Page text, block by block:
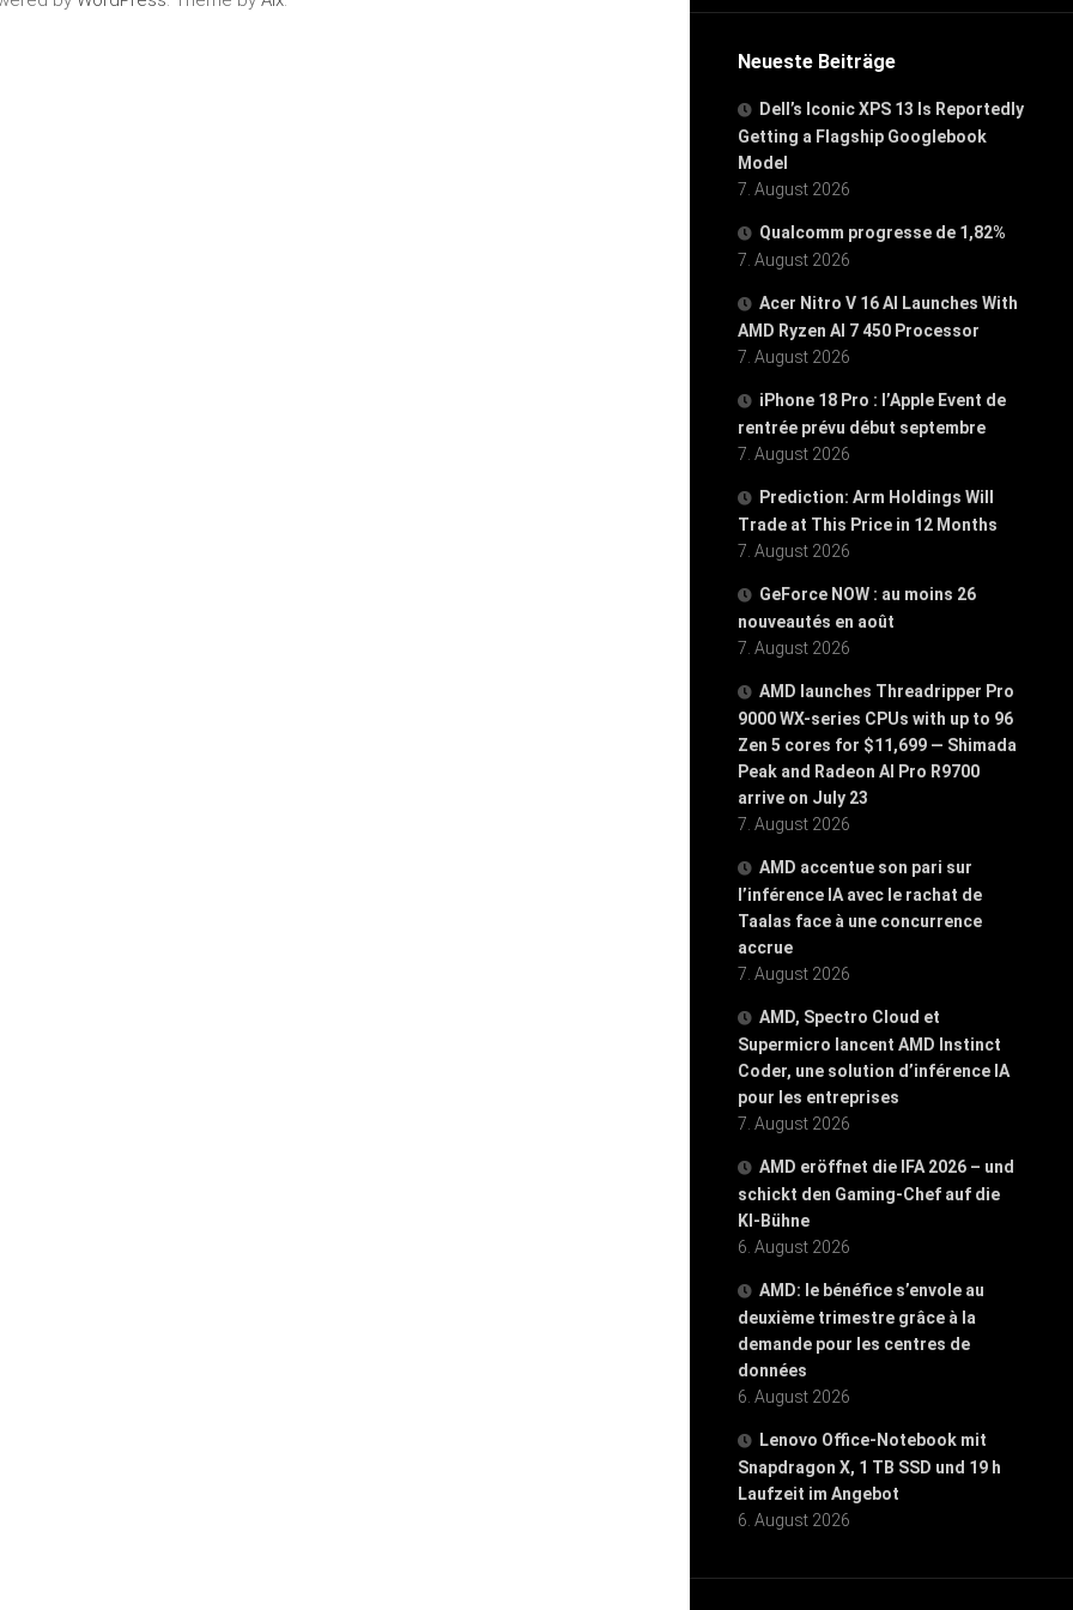
Neueste Beiträge
Dell’s Iconic XPS 13 Is Reportedly
Getting a Flagship Googlebook
Model
7. August 2026
Qualcomm progresse de 1,82%
7. August 2026
Acer Nitro V 16 AI Launches With
AMD Ryzen AI 7 450 Processor
7. August 2026
iPhone 18 Pro : l’Apple Event de
rentrée prévu début septembre
7. August 2026
Prediction: Arm Holdings Will
Trade at This Price in 12 Months
7. August 2026
GeForce NOW : au moins 26
nouveautés en août
7. August 2026
AMD launches Threadripper Pro
9000 WX-series CPUs with up to 96
Zen 5 cores for $11,699 — Shimada
Peak and Radeon AI Pro R9700
arrive on July 23
7. August 2026
AMD accentue son pari sur
l’inférence IA avec le rachat de
Taalas face à une concurrence
accrue
7. August 2026
AMD, Spectro Cloud et
Supermicro lancent AMD Instinct
Coder, une solution d’inférence IA
pour les entreprises
7. August 2026
AMD eröffnet die IFA 2026 – und
schickt den Gaming-Chef auf die
KI-Bühne
6. August 2026
AMD: le bénéfice s’envole au
deuxième trimestre grâce à la
demande pour les centres de
données
6. August 2026
Lenovo Office-Notebook mit
Snapdragon X, 1 TB SSD und 19 h
Laufzeit im Angebot
6. August 2026